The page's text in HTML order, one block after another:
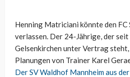
Henning Matriciani könnte den FC
verlassen. Der 24-Jährige, der seit
Gelsenkirchen unter Vertrag
Planungen von Trainer Karel
Der SV Waldhof Mannheim aus